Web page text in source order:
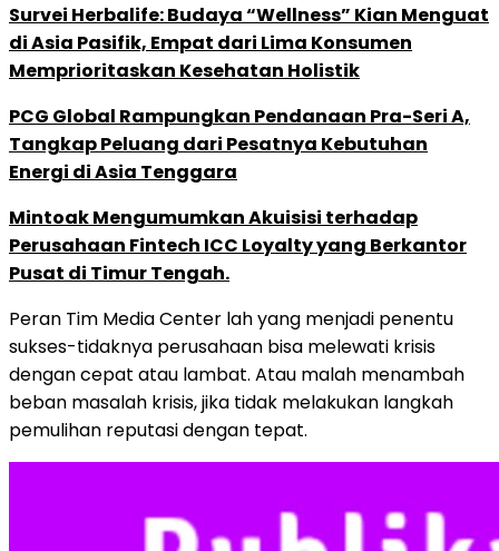
Survei Herbalife: Budaya “Wellness” Kian Menguat
di Asia Pasifik, Empat dari Lima Konsumen
Memprioritaskan Kesehatan Holistik
PCG Global Rampungkan Pendanaan Pra-Seri A,
Tangkap Peluang dari Pesatnya Kebutuhan
Energi di Asia Tenggara
Mintoak Mengumumkan Akuisisi terhadap
Perusahaan Fintech ICC Loyalty yang Berkantor
Pusat di Timur Tengah.
Peran Tim Media Center lah yang menjadi penentu
sukses-tidaknya perusahaan bisa melewati krisis
dengan cepat atau lambat. Atau malah menambah
beban masalah krisis, jika tidak melakukan langkah
pemulihan reputasi dengan tepat.